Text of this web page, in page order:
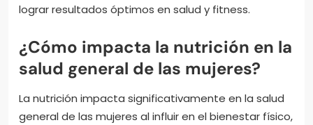
lograr resultados óptimos en salud y fitness.
¿Cómo impacta la nutrición en la
salud general de las mujeres?
La nutrición impacta significativamente en la salud
general de las mujeres al influir en el bienestar físico,